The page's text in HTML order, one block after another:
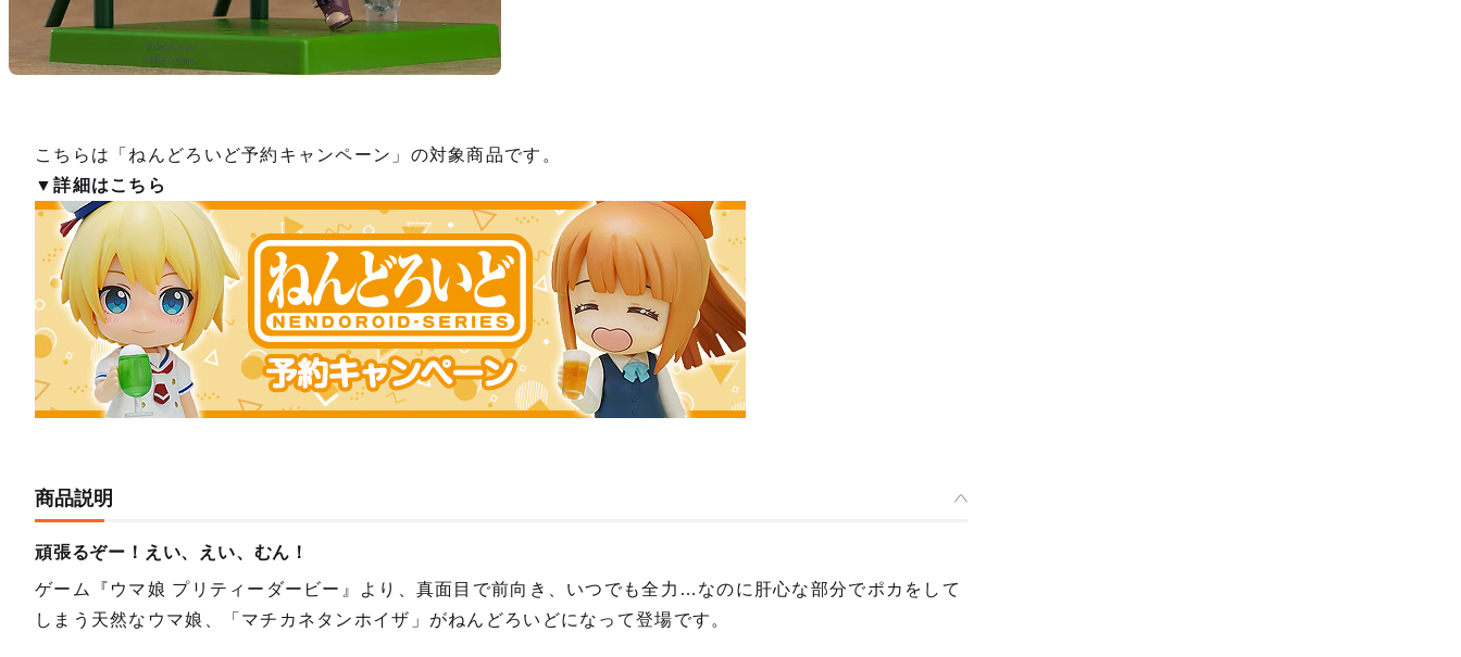
種類を選択
予約期間：2024年02月22日~2024年04月03日まで
2024年07月発売・お1人様3点まで
こちらは「ねんどろいど予約キャンペーン」の対象商品です。
▼詳細はこちら
商品説明
頑張るぞー！えい、えい、むん！
ゲーム『ウマ娘 プリティーダービー』より、真面目で前向き、いつでも全力…なのに肝心な部分でポカをして
しまう天然なウマ娘、「マチカネタンホイザ」がねんどろいどになって登場です。